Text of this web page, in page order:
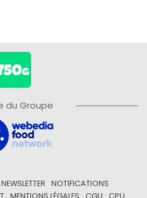
du Groupe
NEWSLETTER
NOTIFICATIONS